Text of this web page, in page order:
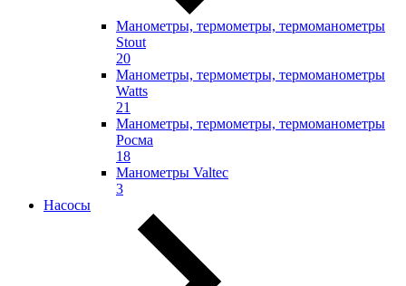
Манометры, термометры, термоманометры
Stout
20
Манометры, термометры, термоманометры
Watts
21
Манометры, термометры, термоманометры
Росма
18
Манометры Valtec
3
Насосы